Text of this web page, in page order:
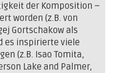
der Komposition –
worden (z.B. von
Gortschakow als
es inspirierte viele
(z.B. Isao Tomita,
Lake and Palmer,